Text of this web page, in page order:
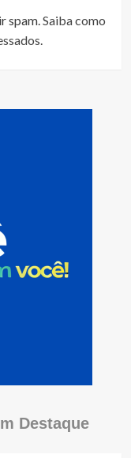
spam.Saiba como
.
Destaque